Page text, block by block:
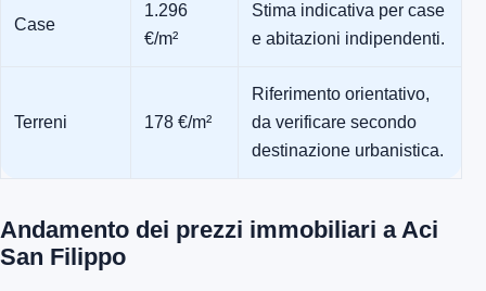
Case
1.296
€/m²
Stima indicativa per case
e abitazioni indipendenti.
Terreni 178 €/m²
Riferimento orientativo,
da verificare secondo
destinazione urbanistica.
Andamento dei prezzi immobiliari a Aci
San Filippo